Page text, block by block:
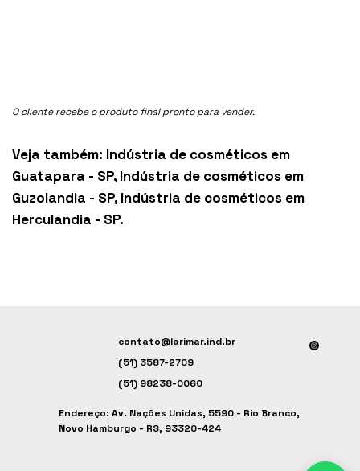
O cliente recebe o produto final pronto para vender.
Veja também: Indústria de cosméticos em
Guatapara - SP, Indústria de cosméticos em
Guzolandia - SP, Indústria de cosméticos em
Herculandia - SP.
contato@larimar.ind.br
(51) 3587-2709
(51) 98238-0060
Endereço: Av. Nações Unidas, 5590 - Rio Branco,
Novo Hamburgo - RS, 93320-424